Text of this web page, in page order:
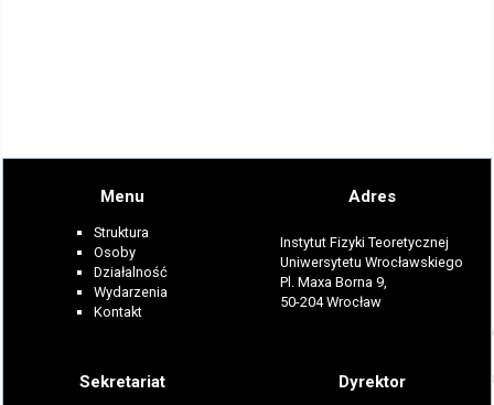
Menu
Struktura
Osoby
Działalność
Wydarzenia
Kontakt
Adres
Instytut Fizyki Teoretycznej
Uniwersytetu Wrocławskiego
Pl. Maxa Borna 9,
50-204 Wrocław
Sekretariat Dyrektor